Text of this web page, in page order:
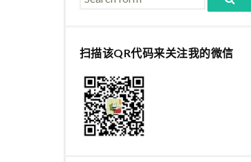
扫描该QR代码来关注我的微信